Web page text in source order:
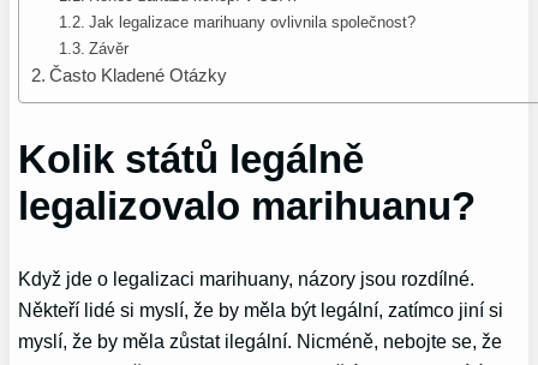
Jak legalizace marihuany ovlivnila společnost?
Závěr
Často Kladené Otázky
Kolik států legálně
legalizovalo marihuanu?
Když jde o legalizaci marihuany, názory jsou rozdílné.
Někteří lidé si myslí, že by měla být legální, zatímco jiní si
myslí, že by měla zůstat ilegální. Nicméně, nebojte se, že